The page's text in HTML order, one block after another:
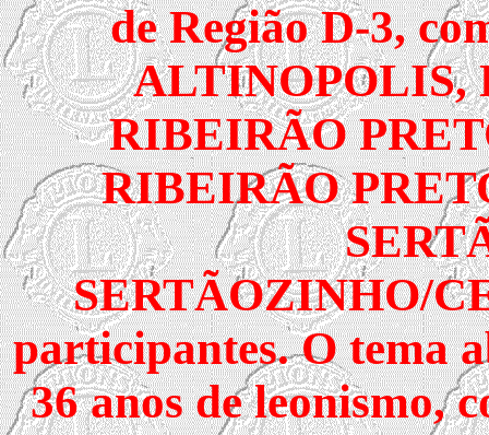
de Região D-3,
ALTINOPOLIS,
RIBEIRÃO
RIBEIRÃO
SERTÃOZINHO/
participantes. O tema
36 anos de leonismo,